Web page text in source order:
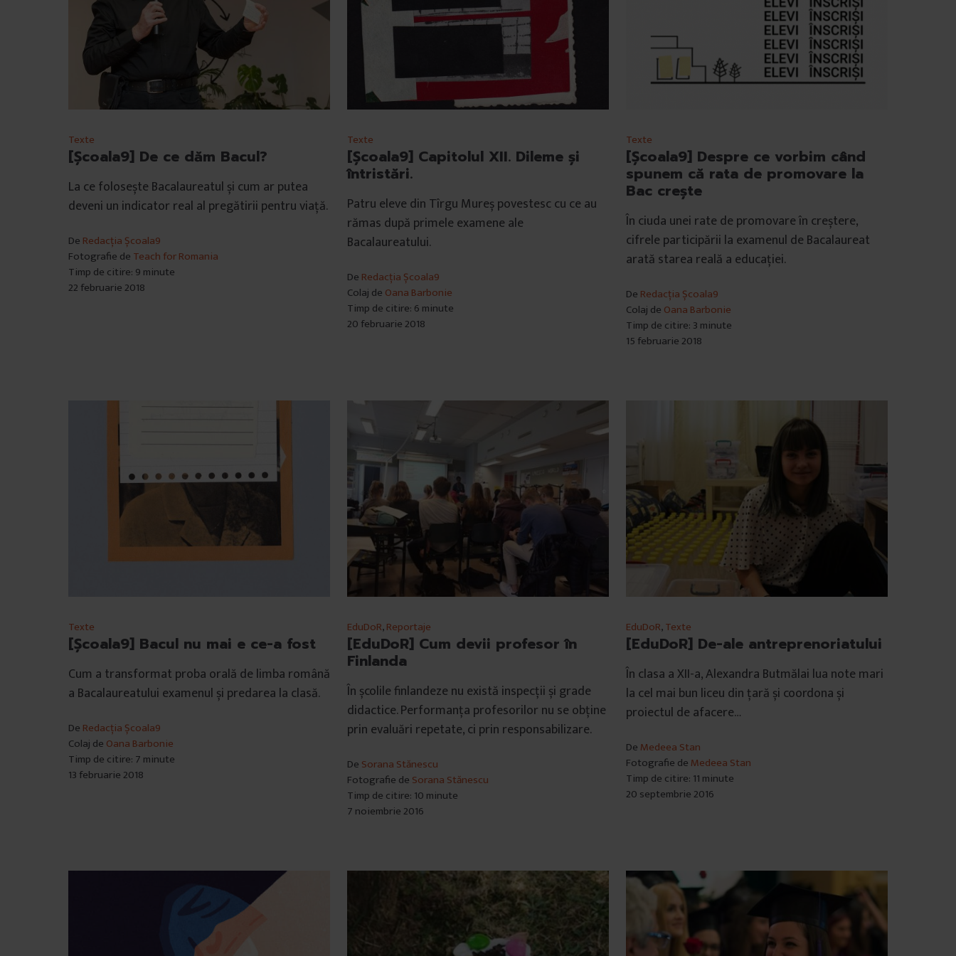
Texte
[Școala9] De ce dăm Bacul?
La ce folosește Bacalaureatul și cum ar putea
deveni un indicator real al pregătirii pentru viață.
De Redacția Școala9
Fotografie de Teach for Romania
Timp de citire: 9 minute
22 februarie 2018
Texte
[Școala9] Capitolul XII. Dileme și
întristări.
Patru eleve din Tîrgu Mureș povestesc cu ce au
rămas după primele examene ale
Bacalaureatului.
De Redacția Școala9
Colaj de Oana Barbonie
Timp de citire: 6 minute
20 februarie 2018
Texte
[Școala9] Despre ce vorbim când
spunem că rata de promovare la
Bac crește
În ciuda unei rate de promovare în creștere,
cifrele participării la examenul de Bacalaureat
arată starea reală a educației.
De Redacția Școala9
Colaj de Oana Barbonie
Timp de citire: 3 minute
15 februarie 2018
Texte
[Școala9] Bacul nu mai e ce-a fost
Cum a transformat proba orală de limba română
a Bacalaureatului examenul și predarea la clasă.
De Redacția Școala9
Colaj de Oana Barbonie
Timp de citire: 7 minute
13 februarie 2018
EduDoR,Reportaje
[EduDoR] Cum devii profesor în
Finlanda
În școlile finlandeze nu există inspecții și grade
didactice. Performanța profesorilor nu se obține
prin evaluări repetate, ci prin responsabilizare.
De Sorana Stănescu
Fotografie de Sorana Stănescu
Timp de citire: 10 minute
7 noiembrie 2016
EduDoR,Texte
[EduDoR] De-ale antreprenoriatului
În clasa a XII-a, Alexandra Butmălai lua note mari
la cel mai bun liceu din țară și coordona și
proiectul de afacere…
De Medeea Stan
Fotografie de Medeea Stan
Timp de citire: 11 minute
20 septembrie 2016